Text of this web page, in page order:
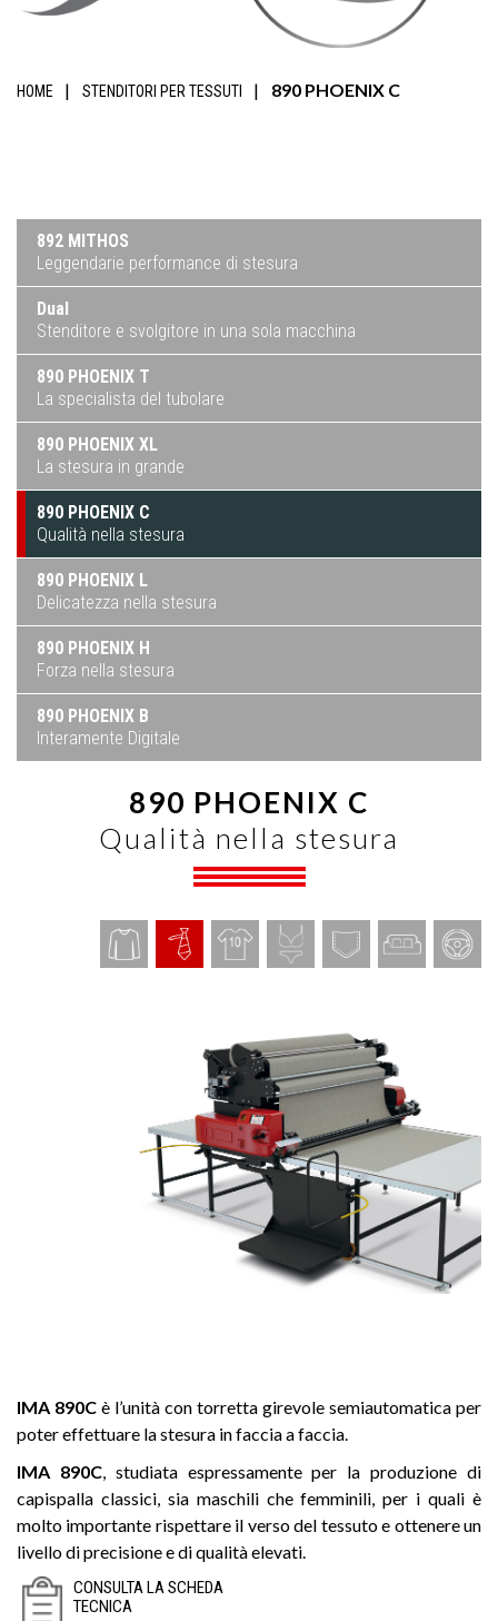
HOME STENDITORI PER TESSUTI 890 PHOENIX C
892 MITHOS
Leggendarie performance di stesura
Dual
Stenditore e svolgitore in una sola macchina
890 PHOENIX T
La specialista del tubolare
890 PHOENIX XL
La stesura in grande
890 PHOENIX C
Qualità nella stesura
890 PHOENIX L
Delicatezza nella stesura
890 PHOENIX H
Forza nella stesura
890 PHOENIX B
Interamente Digitale
890 PHOENIX C
Qualità nella stesura
IMA 890C è l’unità con torretta girevole semiautomatica per
poter effettuare la stesura in faccia a faccia.
IMA 890C, studiata espressamente per la produzione di
capispalla classici, sia maschili che femminili, per i quali è
molto importante rispettare il verso del tessuto e ottenere un
livello di precisione e di qualità elevati.
CONSULTA LA SCHEDA
TECNICA